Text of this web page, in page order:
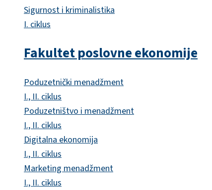
Sigurnost i kriminalistika
I. ciklus
Fakultet poslovne ekonomije
Poduzetnički menadžment
I., II. ciklus
Poduzetništvo i menadžment
I., II. ciklus
Digitalna ekonomija
I., II. ciklus
Marketing menadžment
I., II. ciklus